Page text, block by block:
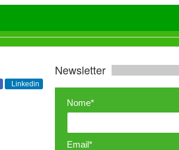
Linkedin
Newsletter
Nome*
Email*